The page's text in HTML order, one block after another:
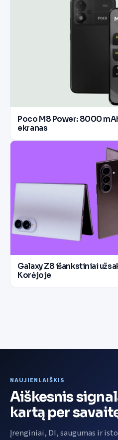
Poco M8 Power: 8000
ekranas
Galaxy Z8 išankstiniai
Korėjoje
NAUJIENLAIŠKIS
Aiškesnis
kartą per
Įrenginiai, DI, saugumas ir